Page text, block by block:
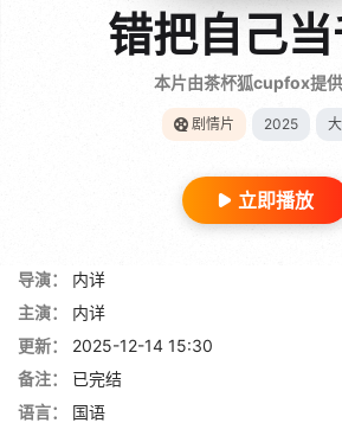
错把自己
本片由茶杯狐cupfox提
剧情片 2025
立即播放
导演：
内详
主演：
内详
更新：
2025-12-14 15:30
备注：
已完结
语言：
国语